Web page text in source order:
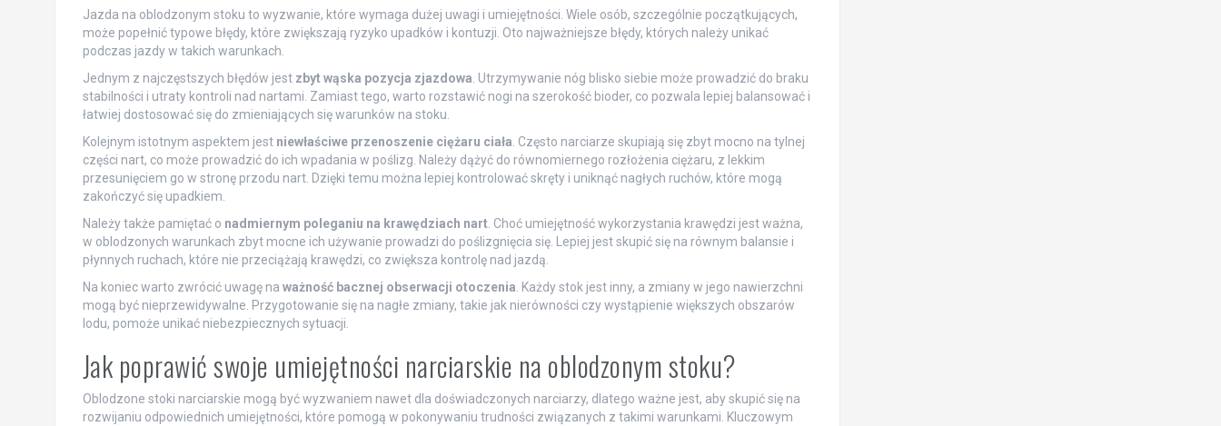
Jazda na oblodzonym stoku to wyzwanie, które wymaga dużej uwagi i umiejętności. Wiele osób, szczególnie początkujących,
może popełnić typowe błędy, które zwiększają ryzyko upadków i kontuzji. Oto najważniejsze błędy, których należy unikać
podczas jazdy w takich warunkach.
Jednym z najczęstszych błędów jest zbyt wąska pozycja zjazdowa . Utrzymywanie nóg blisko siebie może prowadzić do braku
stabilności i utraty kontroli nad nartami. Zamiast tego, warto rozstawić nogi na szerokość bioder, co pozwala lepiej balansować i
łatwiej dostosować się do zmieniających się warunków na stoku.
Kolejnym istotnym aspektem jest niewłaściwe przenoszenie ciężaru ciała . Często narciarze skupiają się zbyt mocno na tylnej
części nart, co może prowadzić do ich wpadania w poślizg. Należy dążyć do równomiernego rozłożenia ciężaru, z lekkim
przesunięciem go w stronę przodu nart. Dzięki temu można lepiej kontrolować skręty i uniknąć nagłych ruchów, które mogą
zakończyć się upadkiem.
Należy także pamiętać o nadmiernym poleganiu na krawędziach nart. Choć umiejętność wykorzystania krawędzi jest ważna,
w oblodzonych warunkach zbyt mocne ich używanie prowadzi do poślizgnięcia się. Lepiej jest skupić się na równym balansie i
płynnych ruchach, które nie przeciążają krawędzi, co zwiększa kontrolę nad jazdą.
Na koniec warto zwrócić uwagę na ważność bacznej obserwacji otoczenia . Każdy stok jest inny, a zmiany w jego nawierzchni
mogą być nieprzewidywalne. Przygotowanie się na nagłe zmiany, takie jak nierówności czy wystąpienie większych obszarów
lodu, pomoże unikać niebezpiecznych sytuacji.
Jak poprawić swoje umiejętności narciarskie na oblodzonym stoku?
Oblodzone stoki narciarskie mogą być wyzwaniem nawet dla doświadczonych narciarzy, dlatego ważne jest, aby skupić się na
rozwijaniu odpowiednich umiejętności, które pomogą w pokonywaniu trudności związanych z takimi warunkami. Kluczowym